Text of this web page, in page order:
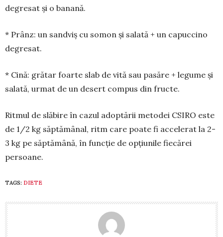
degresat și o ba­nană.
* Prânz: un sand­viș cu somon și sa­lată + un ca­puccino
de­gre­sat.
* Cină: gră­tar foarte slab de vită sau pasăre + legu­me și
sa­lată, ur­mat de un desert com­­pus din fructe.
Ritmul de slăbire în cazul adop­tării me­­todei CSIRO este
de 1/2 kg săptămâ­nal, ritm care poate fi acce­lerat la 2-
3 kg pe săp­tămână, în func­ție de opțiunile fie­cărei
persoane.
TAGS: DIETE